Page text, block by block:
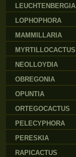
LEUCHTENBERGIA
LOPHOPHORA
MAMMILLARIA
MYRTILLOCACTUS
NEOLLOYDIA
OBREGONIA
OPUNTIA
ORTEGOCACTUS
PELECYPHORA
PERESKIA
RAPICACTUS